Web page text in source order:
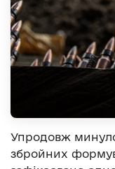
Упродовж
збройних